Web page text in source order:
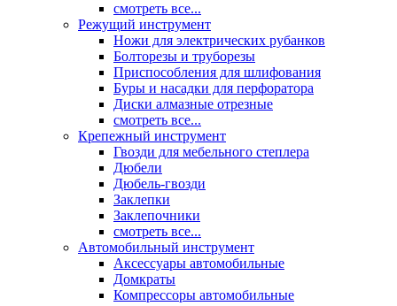
смотреть все...
Режущий инструмент
Ножи для электрических рубанков
Болторезы и труборезы
Приспособления для шлифования
Буры и насадки для перфоратора
Диски алмазные отрезные
смотреть все...
Крепежный инструмент
Гвозди для мебельного степлера
Дюбели
Дюбель-гвозди
Заклепки
Заклепочники
смотреть все...
Автомобильный инструмент
Аксессуары автомобильные
Домкраты
Компрессоры автомобильные